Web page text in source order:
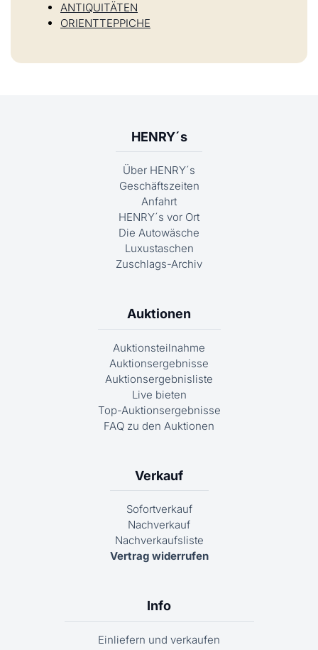
ANTIQUITÄTEN
ORIENTTEPPICHE
HENRY´s
Über HENRY´s
Geschäftszeiten
Anfahrt
HENRY´s vor Ort
Die Autowäsche
Luxustaschen
Zuschlags-Archiv
Auktionen
Auktionsteilnahme
Auktionsergebnisse
Auktionsergebnisliste
Live bieten
Top-Auktionsergebnisse
FAQ zu den Auktionen
Verkauf
Sofortverkauf
Nachverkauf
Nachverkaufsliste
Vertrag widerrufen
Info
Einliefern und verkaufen